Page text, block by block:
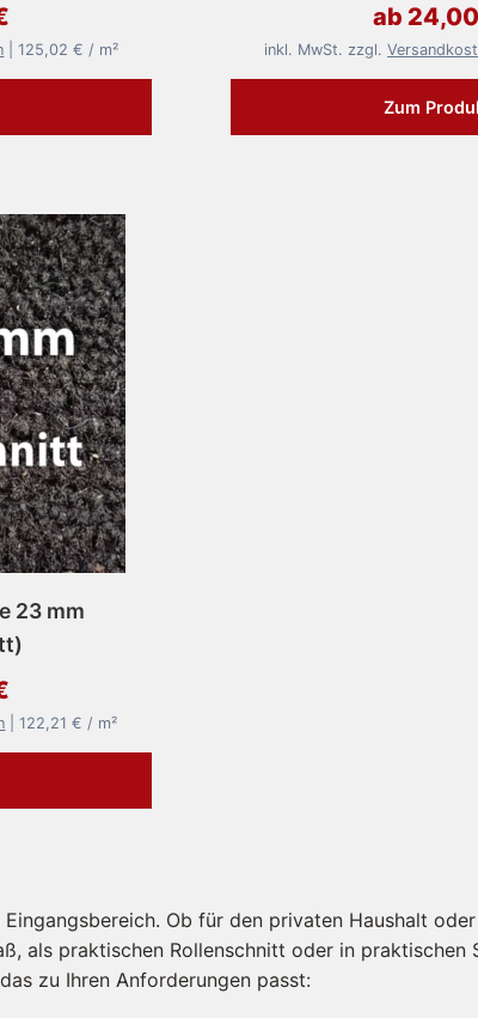
| 125,02 € / m²
ab
inkl. MwSt. zzgl.
Zum
23 mm
| 122,21 € / m²
Ob für den privaten Haushalt
als praktischen Rollenschnitt oder in praktischen
zu Ihren Anforderungen passt: